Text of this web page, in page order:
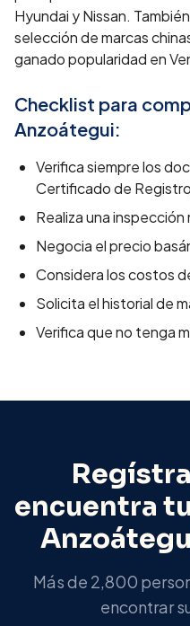
Hyundai y Nissan.
selección de marcas
ganado popularidad en
Checklist para
Anzoátegui:
Verifica siempre los
Certificado de
Realiza una
Negocia el precio
Considera los costos
Solicita el historial de
Verifica que no tenga
encuentra
Más de 2,800
encontrar